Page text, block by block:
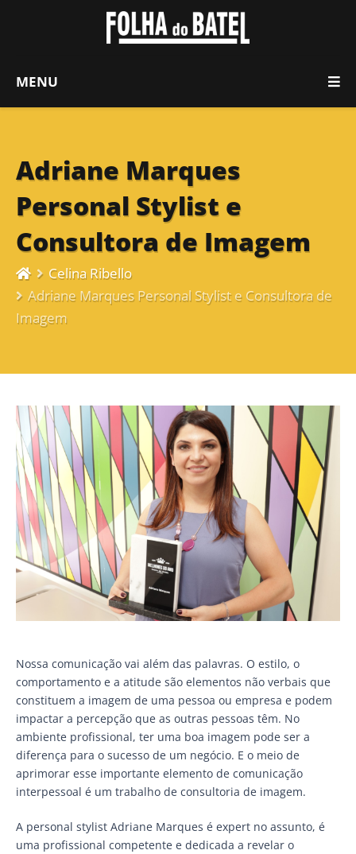
MENU
Adriane Marques
Personal Stylist e
Consultora de Imagem
Celina Ribello
Adriane Marques Personal Stylist e Consultora de
Imagem
Nossa comunicação vai além das palavras. O estilo, o
comportamento e a atitude são elementos não verbais que
constituem a imagem de uma pessoa ou empresa e podem
impactar a percepção que as outras pessoas têm. No
ambiente profissional, ter uma boa imagem pode ser a
diferença para o sucesso de um negócio. E o meio de
aprimorar esse importante elemento de comunicação
interpessoal é um trabalho de consultoria de imagem.
A personal stylist Adriane Marques é expert no assunto, é
uma profissional competente e dedicada a revelar o